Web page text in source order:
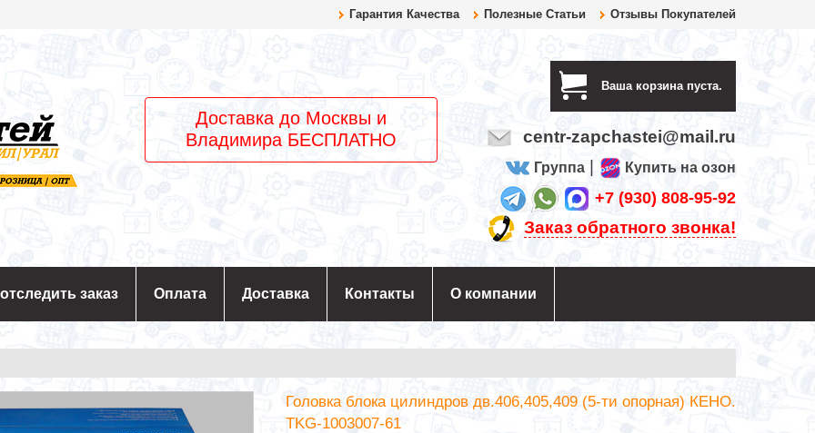
Гарантия Качества Полезные Статьи Отзывы Покупателей
Доставка до Москвы и
Владимира БЕСПЛАТНО
Ваша корзина пуста.
centr-zapchastei@mail.ru
Группа Купить на озон
+7 (930) 808-95-92
Заказ обратного звонка!
заказ Оплата Доставка Контакты О компании
Головка блока цилиндров дв.406,405,409 (5-ти опорная) КЕНО.
TKG-1003007-61